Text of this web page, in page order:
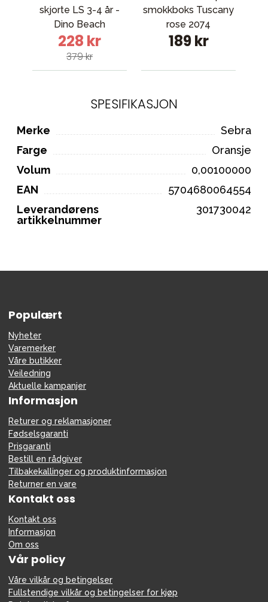
skjorte LS 3-4 år -
Dino Beach
228 kr
379 kr
smokkboks Tuscany
rose 2074
189 kr
SPESIFIKASJON
Merke
Sebra
Farge
Oransje
Volum
0,00100000
EAN
5704680064554
Leverandørens
artikkelnummer
301730042
Populært
Nyheter
Varemerker
Våre butikker
Veiledning
Aktuelle kampanjer
Informasjon
Returer og reklamasjoner
Fødselsgaranti
Prisgaranti
Bestill en rådgiver
Tilbakekallinger og produktinformasjon
Returner en vare
Kontakt oss
Kontakt oss
Informasjon
Om oss
Vår policy
Våre vilkår og betingelser
Fullstendige vilkår og betingelser for kjøp